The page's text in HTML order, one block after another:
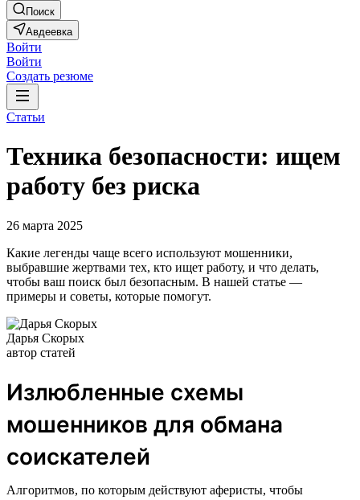
Поиск
Авдеевка
Войти
Войти
Создать резюме
Статьи
Техника безопасности: ищем
работу без риска
26 марта 2025
Какие легенды чаще всего используют мошенники,
выбравшие жертвами тех, кто ищет работу, и что делать,
чтобы ваш поиск был безопасным. В нашей статье —
примеры и советы, которые помогут.
Дарья Скорых
автор статей
Излюбленные схемы
мошенников для обмана
соискателей
Алгоритмов, по которым действуют аферисты, чтобы